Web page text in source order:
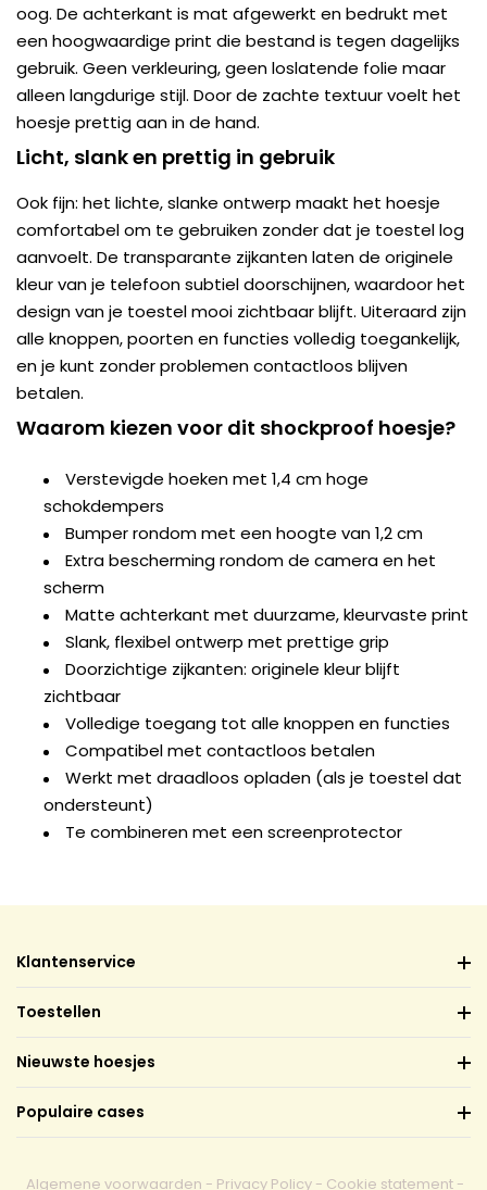
oog. De achterkant is mat afgewerkt en bedrukt met
een hoogwaardige print die bestand is tegen dagelijks
gebruik. Geen verkleuring, geen loslatende folie maar
alleen langdurige stijl. Door de zachte textuur voelt het
hoesje prettig aan in de hand.
Licht, slank en prettig in gebruik
Ook fijn: het lichte, slanke ontwerp maakt het hoesje
comfortabel om te gebruiken zonder dat je toestel log
aanvoelt. De transparante zijkanten laten de originele
kleur van je telefoon subtiel doorschijnen, waardoor het
design van je toestel mooi zichtbaar blijft. Uiteraard zijn
alle knoppen, poorten en functies volledig toegankelijk,
en je kunt zonder problemen contactloos blijven
betalen.
Waarom kiezen voor dit shockproof hoesje?
Verstevigde hoeken met 1,4 cm hoge
schokdempers
Bumper rondom met een hoogte van 1,2 cm
Extra bescherming rondom de camera en het
scherm
Matte achterkant met duurzame, kleurvaste print
Slank, flexibel ontwerp met prettige grip
Doorzichtige zijkanten: originele kleur blijft
zichtbaar
Volledige toegang tot alle knoppen en functies
Compatibel met contactloos betalen
Werkt met draadloos opladen (als je toestel dat
ondersteunt)
Te combineren met een screenprotector
Klantenservice
Toestellen
Nieuwste hoesjes
Populaire cases
Algemene voorwaarden - Privacy Policy - Cookie statement -